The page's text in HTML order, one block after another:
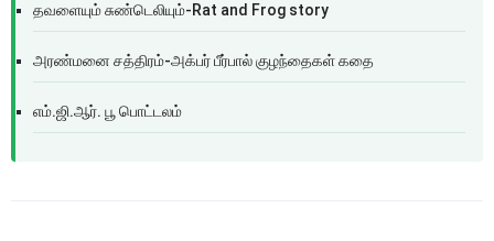
தவளையும் சுண்டெலியும்-Rat and Frog story
அரண்மனை சத்திரம்-அக்பர் பீர்பால் குழந்தைகள் கதை
எம்.ஜி.ஆர். பூ பொட்டலம்